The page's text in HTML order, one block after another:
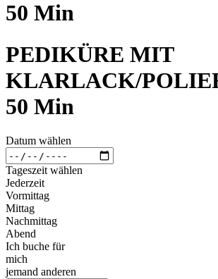
50 Min
PEDIKÜRE MIT
KLARLACK/
50 Min
Datum wählen
Tageszeit wählen
Jederzeit
Vormittag
Mittag
Nachmittag
Abend
Ich buche für
mich
jemand anderen